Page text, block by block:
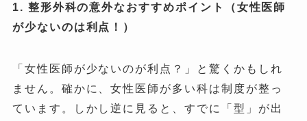
1. 整形外科の意外なおすすめポイント（女性医師
が少ないのは利点！）
「女性医師が少ないのが利点？」と驚くかもしれ
ません。確かに、女性医師が多い科は制度が整っ
ています。しかし逆に見ると、すでに「型」が出